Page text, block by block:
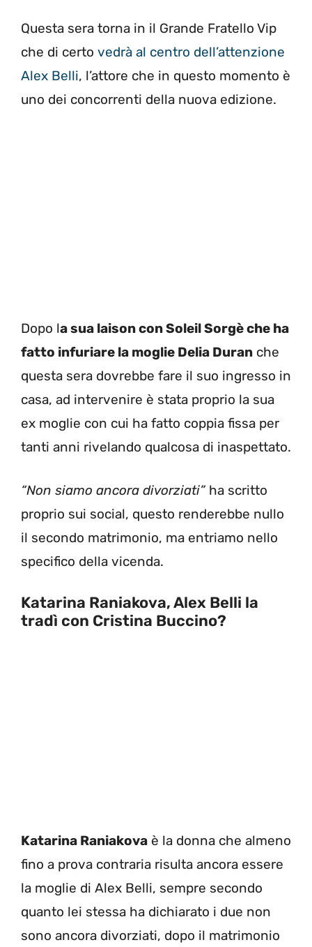
Questa sera torna in il Grande Fratello Vip
che di certo vedrà al centro dell’attenzione
Alex Belli, l’attore che in questo momento è
uno dei concorrenti della nuova edizione.
Dopo la sua laison con Soleil Sorgè che ha
fatto infuriare la moglie Delia Duran che
questa sera dovrebbe fare il suo ingresso in
casa, ad intervenire è stata proprio la sua
ex moglie con cui ha fatto coppia fissa per
tanti anni rivelando qualcosa di inaspettato.
“Non siamo ancora divorziati”ha scritto
proprio sui social, questo renderebbe nullo
il secondo matrimonio, ma entriamo nello
specifico della vicenda.
Katarina Raniakova, Alex Belli la
tradì con Cristina Buccino?
Katarina Raniakova è la donna che almeno
fino a prova contraria risulta ancora essere
la moglie di Alex Belli, sempre secondo
quanto lei stessa ha dichiarato i due non
sono ancora divorziati, dopo il matrimonio